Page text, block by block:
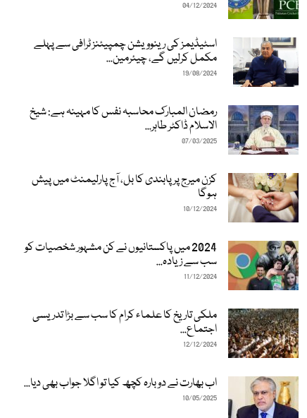
04/12/2024
اسٹیڈیمز کی رینوویشن چمپیئنز ٹرافی سے پہلے
مکمل کرلیں گے، چیئرمین...
19/08/2024
رمضان المبارک محاسبہ نفس کا مہینہ ہے: شیخ
الاسلام ڈاکٹر طاہر...
07/03/2025
کزن میرج پر پابندی کا بل، آج پارلیمنٹ میں پیش
ہوگا
10/12/2024
2024 میں پاکستانیوں نے کن مشہور شخصیات کو
سب سے زیادہ...
11/12/2024
ملکی تاریخ کا علماء کرام کا سب سے بڑا تدریسی
اجتماع...
12/12/2024
اب بھارت نے دوبارہ کچھ کیا تو اگلا جواب بھی دیا...
10/05/2025